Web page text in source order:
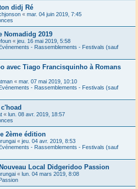
didj Ré
« mar. 04 juin 2019, 7:45
Nomadidg 2019
« jeu. 16 mai 2019, 5:58
- Rassemblements - Festivals (sauf
avec Tiago Francisquinho à Romans
« mar. 07 mai 2019, 10:10
- Rassemblements - Festivals (sauf
« lun. 08 avr. 2019, 18:57
2ème édition
« jeu. 04 avr. 2019, 8:53
- Rassemblements - Festivals (sauf
Local Didgeridoo Passion
« lun. 04 mars 2019, 8:08